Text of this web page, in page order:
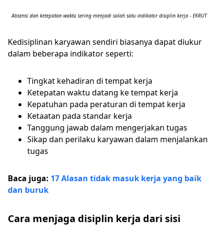
Absensi dan ketepatan waktu sering menjadi salah satu indikator disiplin kerja - EKRUT
Kedisiplinan karyawan sendiri biasanya dapat diukur
dalam beberapa indikator seperti:
Tingkat kehadiran di tempat kerja
Ketepatan waktu datang ke tempat kerja
Kepatuhan pada peraturan di tempat kerja
Ketaatan pada standar kerja
Tanggung jawab dalam mengerjakan tugas
Sikap dan perilaku karyawan dalam menjalankan
tugas
Baca juga: 17 Alasan tidak masuk kerja yang baik
dan buruk
Cara menjaga disiplin kerja dari sisi